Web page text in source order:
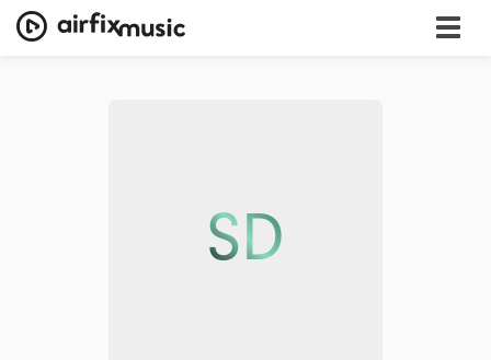
SD